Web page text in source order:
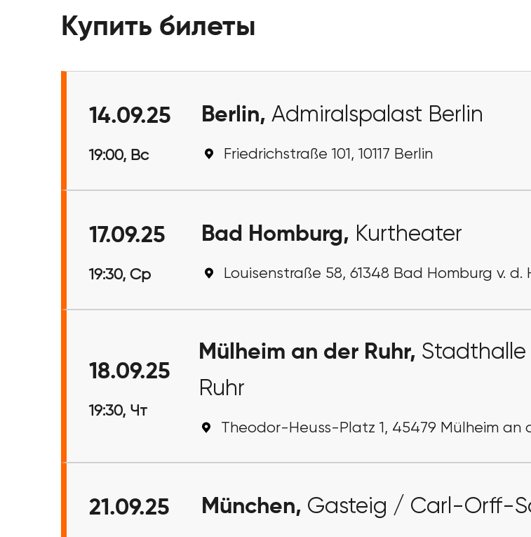
Купить билеты
14.09.25
19:00, Вс
Berlin, Admiralspalast Berlin
Friedrichstraße 101, 10117 Berlin
17.09.25
19:30, Ср
Bad Homburg, Kurtheater
Louisenstraße 58, 61348 Bad Homburg v. d.
18.09.25
19:30, Чт
Mülheim an der Ruhr, Stadthalle
Ruhr
Theodor-Heuss-Platz 1, 45479 Mülheim an
21.09.25 München, Gasteig / Carl-Orff-